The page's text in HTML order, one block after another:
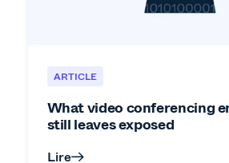
ARTICLE
What video conferencing
still leaves exposed
Lire